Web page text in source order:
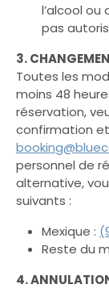
l’alcool
pas
3.
Toutes les
moins 48
réservation,
confirmation
personnel de
alternative,
suivants :
Mexique :
Reste du
4.